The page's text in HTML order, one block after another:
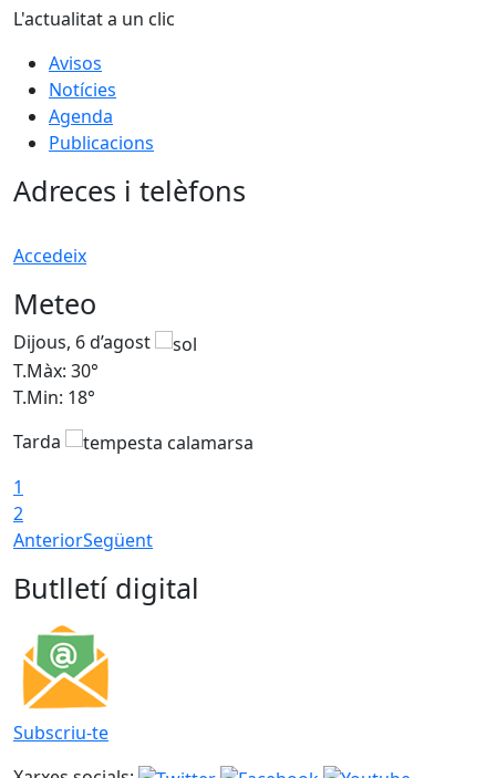
L'actualitat a un clic
Avisos
Notícies
Agenda
Publicacions
Adreces i telèfons
Accedeix
Meteo
Dijous, 6 d’agost
T.Màx: 30°
T.Min: 18°
Tarda
1
2
AnteriorSegüent
Butlletí digital
Subscriu-te